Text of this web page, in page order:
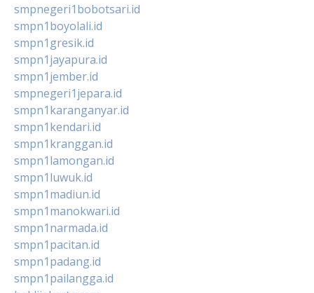
smpnegeri1bobotsari.id
smpn1boyolali.id
smpn1gresik.id
smpn1jayapura.id
smpn1jember.id
smpnegeri1jepara.id
smpn1karanganyar.id
smpn1kendari.id
smpn1kranggan.id
smpn1lamongan.id
smpn1luwuk.id
smpn1madiun.id
smpn1manokwari.id
smpn1narmada.id
smpn1pacitan.id
smpn1padang.id
smpn1pailangga.id